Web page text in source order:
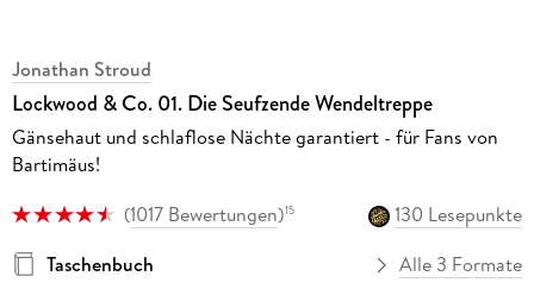
Jonathan Stroud
Lockwood & Co. 01. Die Seufzende Wendeltreppe
Gänsehaut und schlaflose Nächte garantiert - für Fans von
Bartimäus!
(1017 Bewertungen)15
130 Lesepunkte
Taschenbuch
Alle 3 Formate